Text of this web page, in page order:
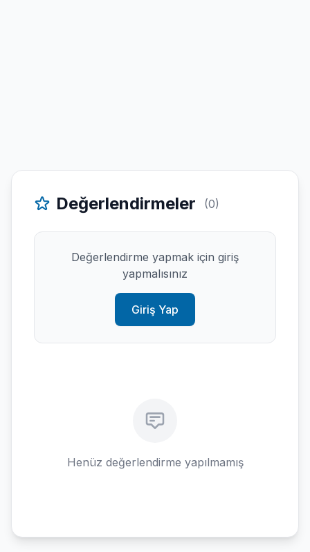
Değerlendirmeler (0)
Değerlendirme yapmak için giriş
yapmalısınız
Giriş Yap
Henüz değerlendirme yapılmamış